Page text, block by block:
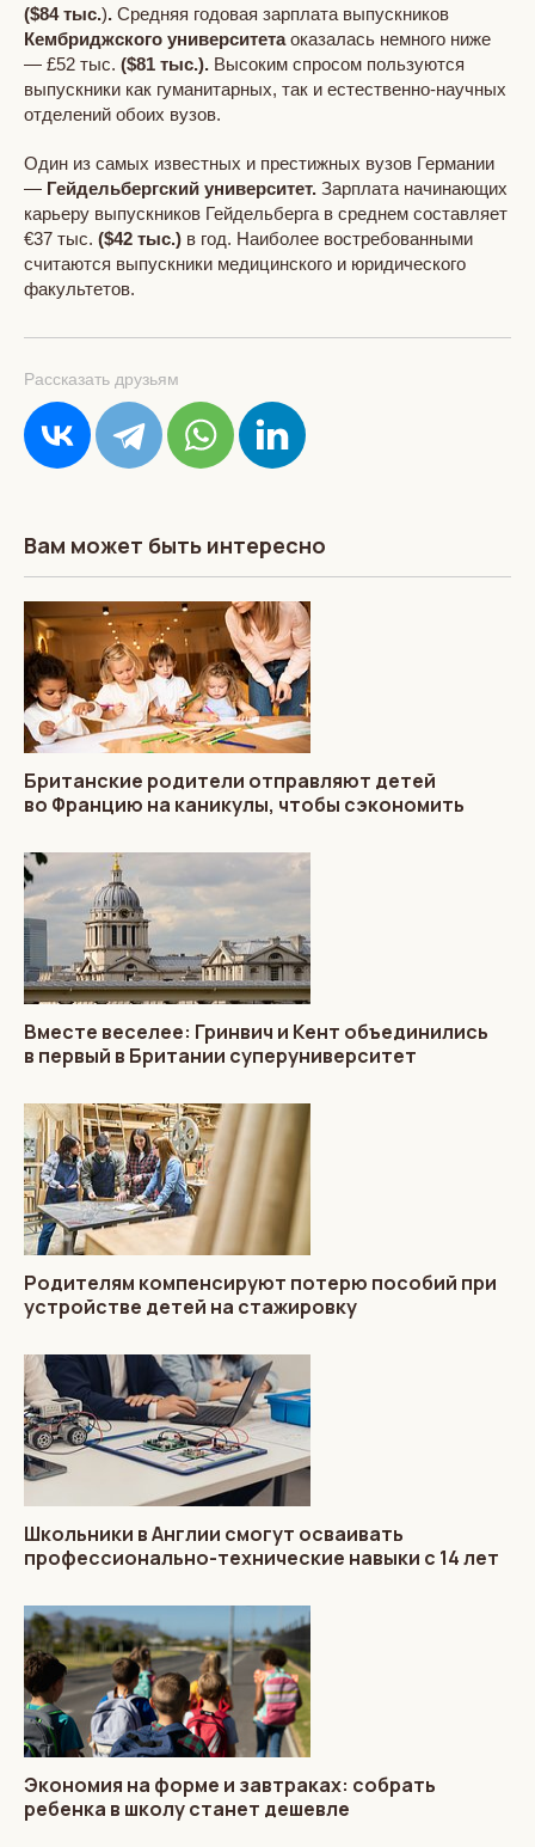
($84 тыс.). Средняя годовая зарплата выпускников
Кембриджского университетаоказалась немного ниже
— £52 тыс. ($81 тыс.). Высоким спросом пользуются
выпускники как гуманитарных, так и естественно-научных
отделений обоих вузов.
Один из самых известных и престижных вузов Германии
— Гейдельбергский университет. Зарплата начинающих
карьеру выпускников Гейдельберга в среднем составляет
€37 тыс. ($42 тыс.) в год. Наиболее востребованными
считаются выпускники медицинского и юридического
факультетов.
Рассказать друзьям
Вам может быть интересно
Британские родители отправляют детей
во Францию на каникулы, чтобы сэкономить
Вместе веселее: Гринвич и Кент объединились
в первый в Британии суперуниверситет
Родителям компенсируют потерю пособий при
устройстве детей на стажировку
Школьники в Англии смогут осваивать
профессионально-технические навыки с 14 лет
Экономия на форме и завтраках: собрать
ребенка в школу станет дешевле